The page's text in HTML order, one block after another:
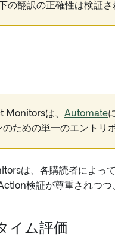
の翻訳の正確性は検証さ
Monitorsは、 Automate
のための単一のエントリ
は、各購読者によっ
検証が尊重されつ
イム評価